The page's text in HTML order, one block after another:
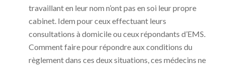
travaillant en leur nom n’ont pas en soi leur propre
cabinet. Idem pour ceux effectuant leurs
consultations à domicile ou ceux répondants d’EMS.
Comment faire pour répondre aux conditions du
règlement dans ces deux situations, ces médecins ne